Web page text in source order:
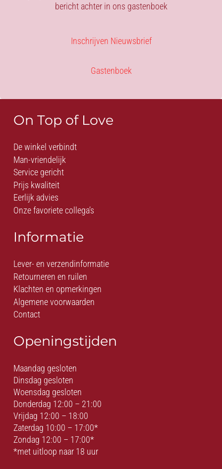
bericht achter in ons gastenboek
Inschrijven Nieuwsbrief
Gastenboek
On Top of Love
De winkel verbindt
Man-vriendelijk
Service gericht
Prijs kwaliteit
Eerlijk advies
Onze favoriete collega’s
Informatie
Lever- en verzendinformatie
Retourneren en ruilen
Klachten en opmerkingen
Algemene voorwaarden
Contact
Openingstijden
Maandag gesloten
Dinsdag gesloten
Woensdag gesloten
Donderdag 12:00 – 21:00
Vrijdag 12:00 – 18:00
Zaterdag 10:00 – 17:00*
Zondag 12:00 – 17:00*
*met uitloop naar 18 uur